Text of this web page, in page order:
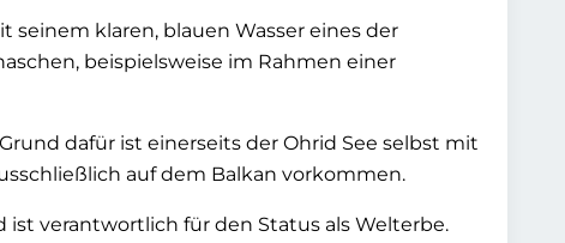
seinem klaren, blauen Wasser eines der
beispielsweise im Rahmen einer
dafür ist einerseits der Ohrid See selbst mit
auf dem Balkan vorkommen.
verantwortlich für den Status als Welterbe.